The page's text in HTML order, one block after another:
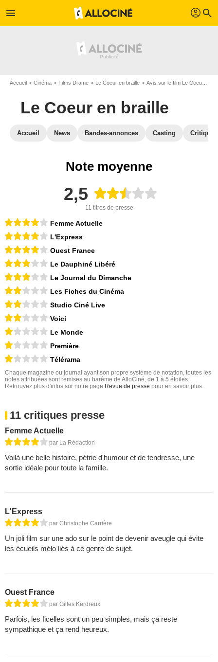
menu profil search
Accueil Cinéma Films Drame Le Coeur en braille Avis sur le film Le Coeur en braille
Le Coeur en braille
Accueil News Bandes-annonces Casting
Note moyenne
2,5
11 titres de presse
Femme Actuelle
L'Express
Ouest France
Le Dauphiné Libéré
Le Journal du Dimanche
Les Fiches du Cinéma
Studio Ciné Live
Voici
Le Monde
Première
Télérama
Chaque magazine ou journal ayant son propre système de notation, toutes les
notes attribuées sont remises au barême de AlloCiné, de 1 à 5 étoiles.
Retrouvez plus d'infos sur notre page Revue de presse pour en savoir plus.
11 critiques presse
Femme Actuelle
par La Rédaction
Voilà une belle histoire, pétrie d'humour et de tendresse, une
sortie idéale pour toute la famille.
L'Express
par Christophe Carrière
Un joli film sur une ado sur le point de devenir aveugle qui évite
les écueils mélo liés à ce genre de sujet.
Ouest France
par Gilles Kerdreux
Parfois, les ficelles sont un peu simples, mais ça reste
sympathique et ça rend heureux.